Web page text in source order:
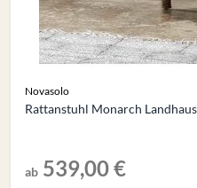
Novasolo
Rattanstuhl Monarch
ab 539,00 €